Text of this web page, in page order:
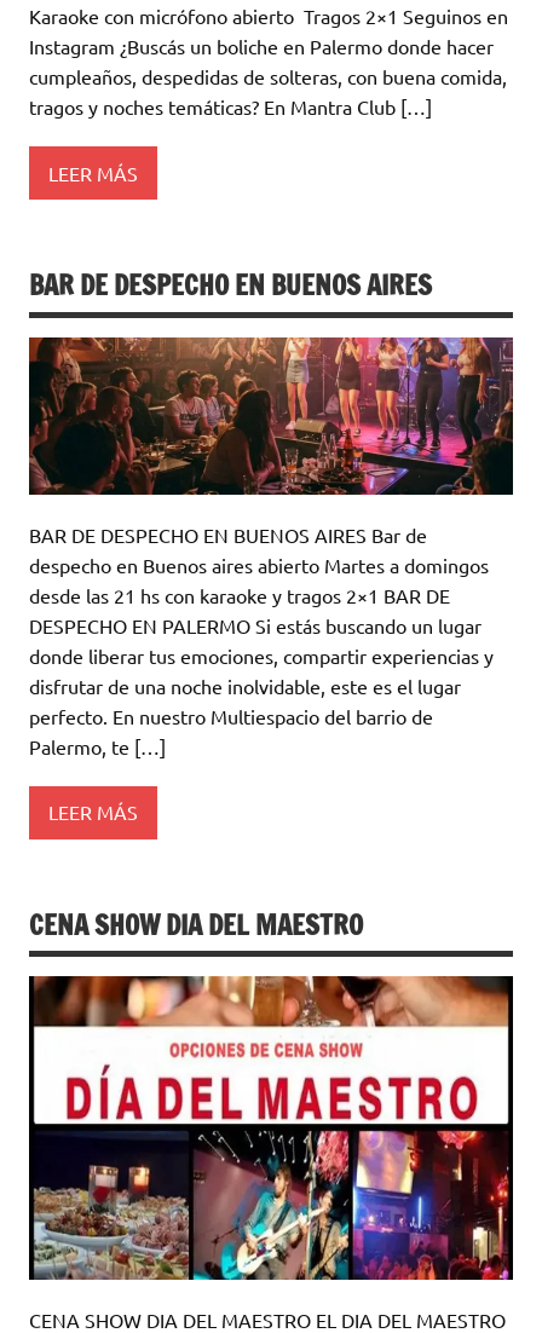
Karaoke con micrófono abierto Tragos 2×1 Seguinos en
Instagram ¿Buscás un boliche en Palermo donde hacer
cumpleaños, despedidas de solteras, con buena comida,
tragos y noches temáticas? En Mantra Club […]
LEER MÁS
BAR DE DESPECHO EN BUENOS AIRES
BAR DE DESPECHO EN BUENOS AIRES Bar de
despecho en Buenos aires abierto Martes a domingos
desde las 21 hs con karaoke y tragos 2×1 BAR DE
DESPECHO EN PALERMO Si estás buscando un lugar
donde liberar tus emociones, compartir experiencias y
disfrutar de una noche inolvidable, este es el lugar
perfecto. En nuestro Multiespacio del barrio de
Palermo, te […]
LEER MÁS
CENA SHOW DIA DEL MAESTRO
CENA SHOW DIA DEL MAESTRO EL DIA DEL MAESTRO